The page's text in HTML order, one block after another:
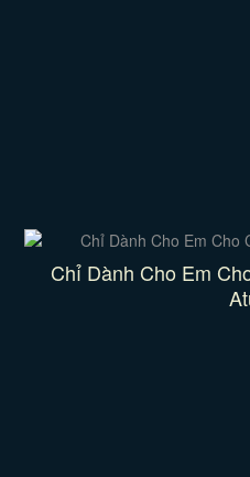
Chỉ Dành Cho Em